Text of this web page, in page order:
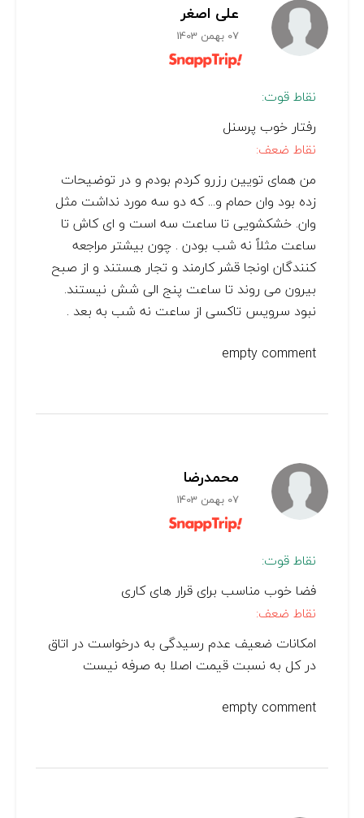
علی اصغر
07 بهمن 1403
نقاط قوت:
رفتار خوب پرسنل
نقاط ضعف:
من همای تویین رزرو کردم بودم و در توضیحات
زده بود وان حمام و... که دو سه مورد نداشت مثل
وان. خشکشویی تا ساعت سه است و ای کاش تا
ساعت مثلاً نه شب بودن . چون بیشتر مراجعه
کنندگان اونجا قشر کارمند و تجار هستند و از صبح
بیرون می روند تا ساعت پنج الی شش نیستند.
نبود سرویس تاکسی از ساعت نه شب به بعد .
empty comment
محمدرضا
07 بهمن 1403
نقاط قوت:
فضا خوب مناسب برای قرار های کاری
نقاط ضعف:
امکانات ضعیف عدم رسیدگی به درخواست در اتاق
در کل به نسبت قیمت اصلا به صرفه نیست
empty comment